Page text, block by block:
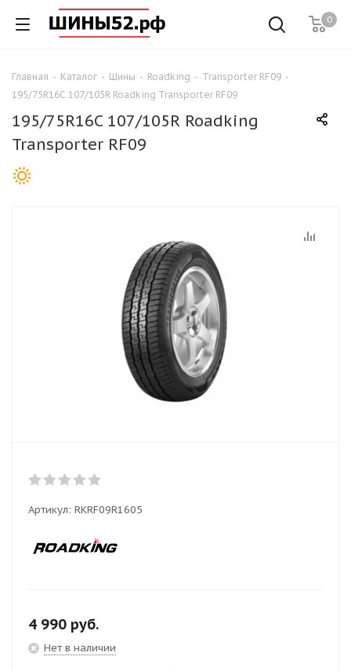
0
Главная - Каталог - Шины - Roadking - Transporter RF09 -
195/75R16C 107/105R Roadking Transporter RF09
195/75R16C 107/105R Roadking
Transporter RF09
Артикул: RKRF09R1605
4 990 руб.
Нет в наличии